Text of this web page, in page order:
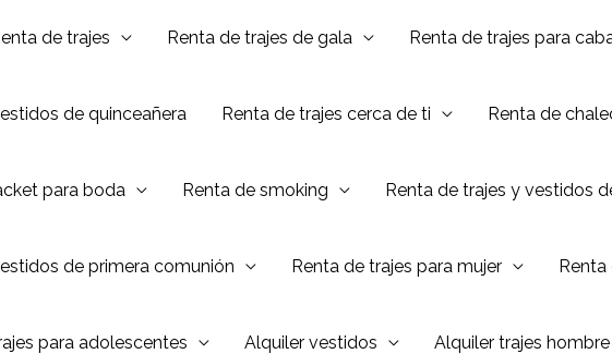
de trajes Renta de trajes de gala Renta de trajes para
de quinceañera Renta de trajes cerca de ti Renta de
para boda Renta de smoking Renta de trajes y vestidos
de primera comunión Renta de trajes para mujer
para adolescentes Alquiler vestidos Alquiler trajes hombre